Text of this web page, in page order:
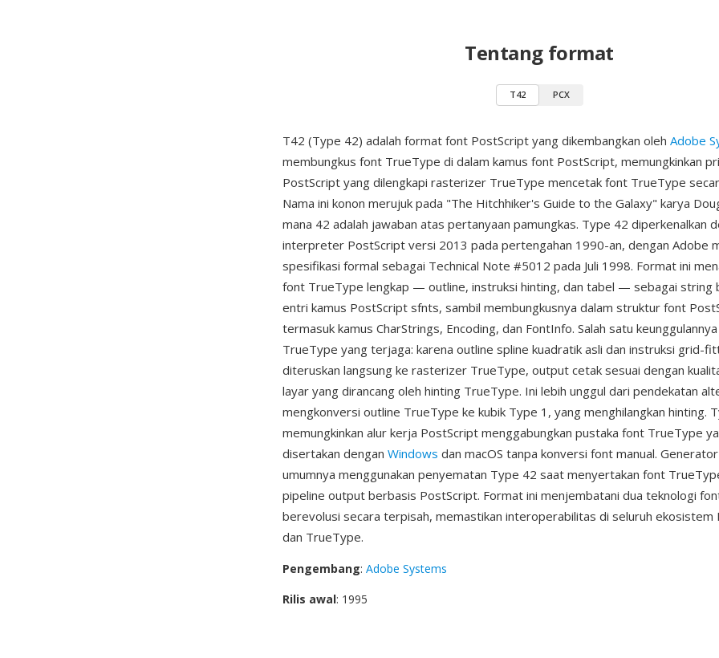
Tentang format
T42 PCX
T42 (Type 42) adalah format font PostScript yang dikembangkan oleh Adobe
membungkus font TrueType di dalam kamus font PostScript, memungkinkan
PostScript yang dilengkapi rasterizer TrueType mencetak font TrueType
Nama ini konon merujuk pada "The Hitchhiker's Guide to the Galaxy" karya
mana 42 adalah jawaban atas pertanyaan pamungkas. Type 42 diperkenalkan
interpreter PostScript versi 2013 pada pertengahan 1990-an, dengan Adobe
spesifikasi formal sebagai Technical Note #5012 pada Juli 1998. Format ini
font TrueType lengkap — outline, instruksi hinting, dan tabel — sebagai string
entri kamus PostScript sfnts, sambil membungkusnya dalam struktur font
termasuk kamus CharStrings, Encoding, dan FontInfo. Salah satu
TrueType yang terjaga: karena outline spline kuadratik asli dan instruksi grid-
diteruskan langsung ke rasterizer TrueType, output cetak sesuai dengan
layar yang dirancang oleh hinting TrueType. Ini lebih unggul dari pendekatan
mengkonversi outline TrueType ke kubik Type 1, yang menghilangkan hinting.
memungkinkan alur kerja PostScript menggabungkan pustaka font TrueType
disertakan dengan Windows dan macOS tanpa konversi font manual.
umumnya menggunakan penyematan Type 42 saat menyertakan font
pipeline output berbasis PostScript. Format ini menjembatani dua teknologi
berevolusi secara terpisah, memastikan interoperabilitas di seluruh ekosistem
dan TrueType.
Pengembang: Adobe Systems
Rilis awal: 1995